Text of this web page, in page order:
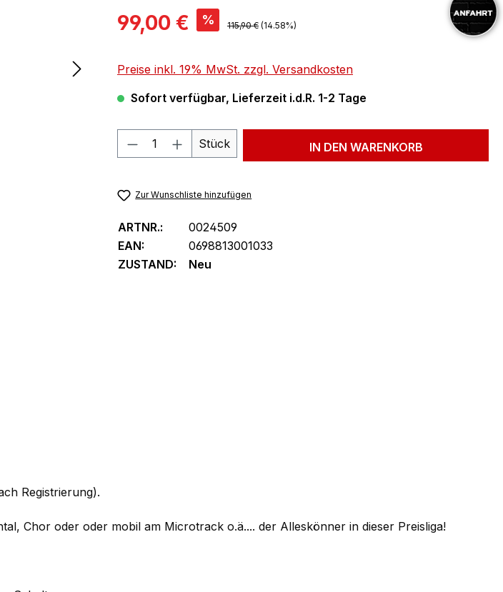
Verkaufspreis:
99,00 € % Regulärer Preis:
115,90 € (14.58%)
Preise inkl. 19% MwSt. zzgl. Versandkosten
Sofort verfügbar, Lieferzeit i.d.R. 1-2 Tage
Produkt Anzahl: Gib den gewünschten Wert
Stück IN DEN WARENKORB
Zur Wunschliste hinzufügen
ARTNR.:
0024509
EAN:
0698813001033
ZUSTAND:
Neu
Registrierung).
Chor oder oder mobil am Microtrack o.ä.... der Alleskönner in dieser Preisliga!